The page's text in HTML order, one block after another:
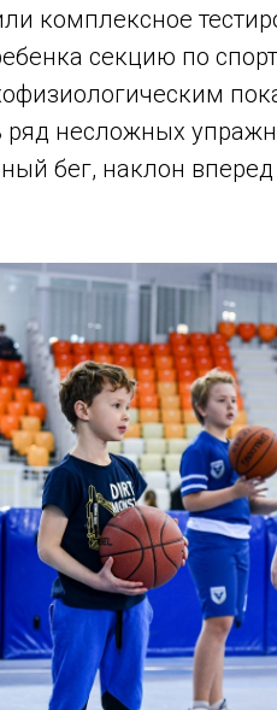
комплексное
секцию по
несложных
бег, наклон вперед